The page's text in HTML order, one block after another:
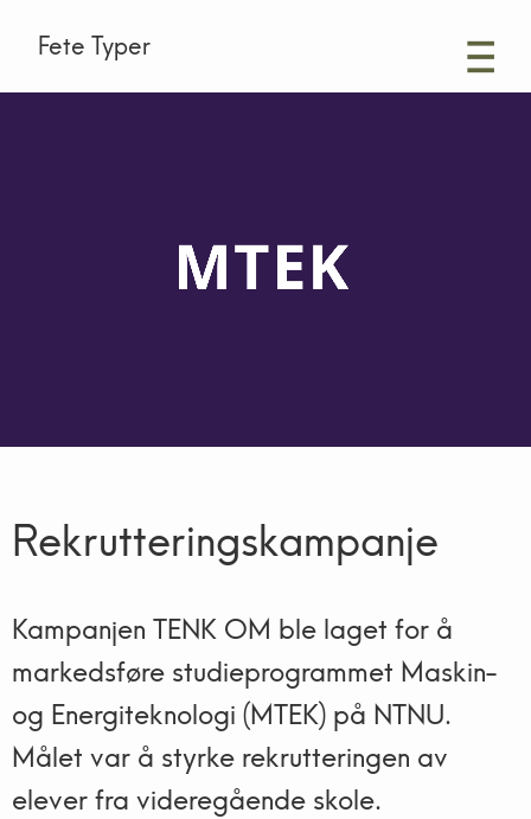
Fete Typer
Rekrutteringskampanje
Kampanjen TENK OM ble laget for å
markedsføre studieprogrammet Maskin-
og Energiteknologi (MTEK) på NTNU.
Målet var å styrke rekrutteringen av
elever fra videregående skole.